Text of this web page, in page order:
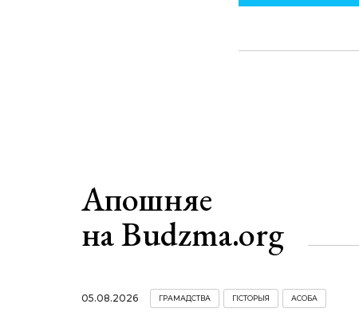
Апошняе
на Budzma.org
05.08.2026 ГРАМАДСТВА ГІСТОРЫЯ АСОБА